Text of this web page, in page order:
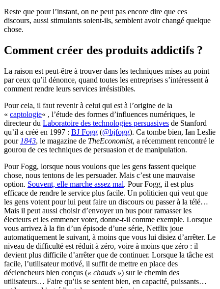
Reste que pour l’instant, on ne peut pas encore dire que ces
discours, aussi stimulants soient-ils, semblent avoir changé quelque
chose.
Comment créer des produits addictifs ?
La raison est peut-être à trouver dans les techniques mises au point
par ceux qu’il dénonce, quand toutes les entreprises s’intéressent à
comment rendre leurs services irrésistibles.
Pour cela, il faut revenir à celui qui est à l’origine de la
« captologie« , l’étude des formes d’influences numériques, le
directeur du Laboratoire des technologies persuasives de Stanford
qu’il a créé en 1997 : BJ Fogg (@bjfogg). Ca tombe bien, Ian Leslie
pour 1843, le magazine de TheEconomist, a récemment rencontré le
gourou de ces techniques de persuasion et de manipulation.
Pour Fogg, lorsque nous voulons que les gens fassent quelque
chose, nous tentons de les persuader. Mais c’est une mauvaise
option. Souvent, elle marche assez mal. Pour Fogg, il est plus
efficace de rendre le service plus facile. Un politicien qui veut que
les gens votent pour lui peut faire un discours ou passer à la télé…
Mais il peut aussi choisir d’envoyer un bus pour ramasser les
électeurs et les emmener voter, donne-t-il comme exemple. Lorsque
vous arrivez à la fin d’un épisode d’une série, Netflix joue
automatiquement le suivant, à moins que vous lui disiez d’arrêter. Le
niveau de difficulté est réduit à zéro, voire à moins que zéro : il
devient plus difficile d’arrêter que de continuer. Lorsque la tâche est
facile, l’utilisateur motivé, il suffit de mettre en place des
déclencheurs bien conçus (« chauds ») sur le chemin des
utilisateurs… Faire qu’ils se sentent bien, en capacité, puissants…